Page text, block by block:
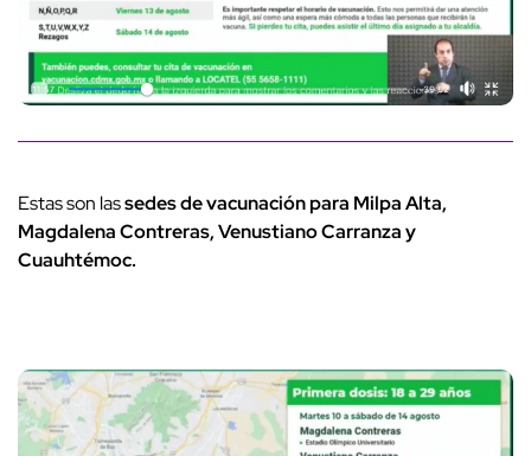
Estas son lassedes de vacunación para Milpa Alta,
Magdalena Contreras, Venustiano Carranza y
Cuauhtémoc.